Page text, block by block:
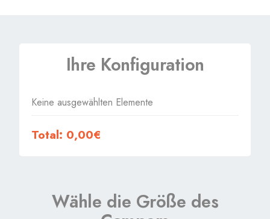
Ihre Konfiguration
Keine ausgewählten Elemente
Total: 0,00€
Wähle die Größe des